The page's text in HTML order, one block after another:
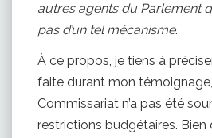
autres agents du Parlement
pas d’un tel mécanisme.
À ce propos, je tiens à
faite durant mon
Commissariat n’a pas été
restrictions budgétaires. Bien